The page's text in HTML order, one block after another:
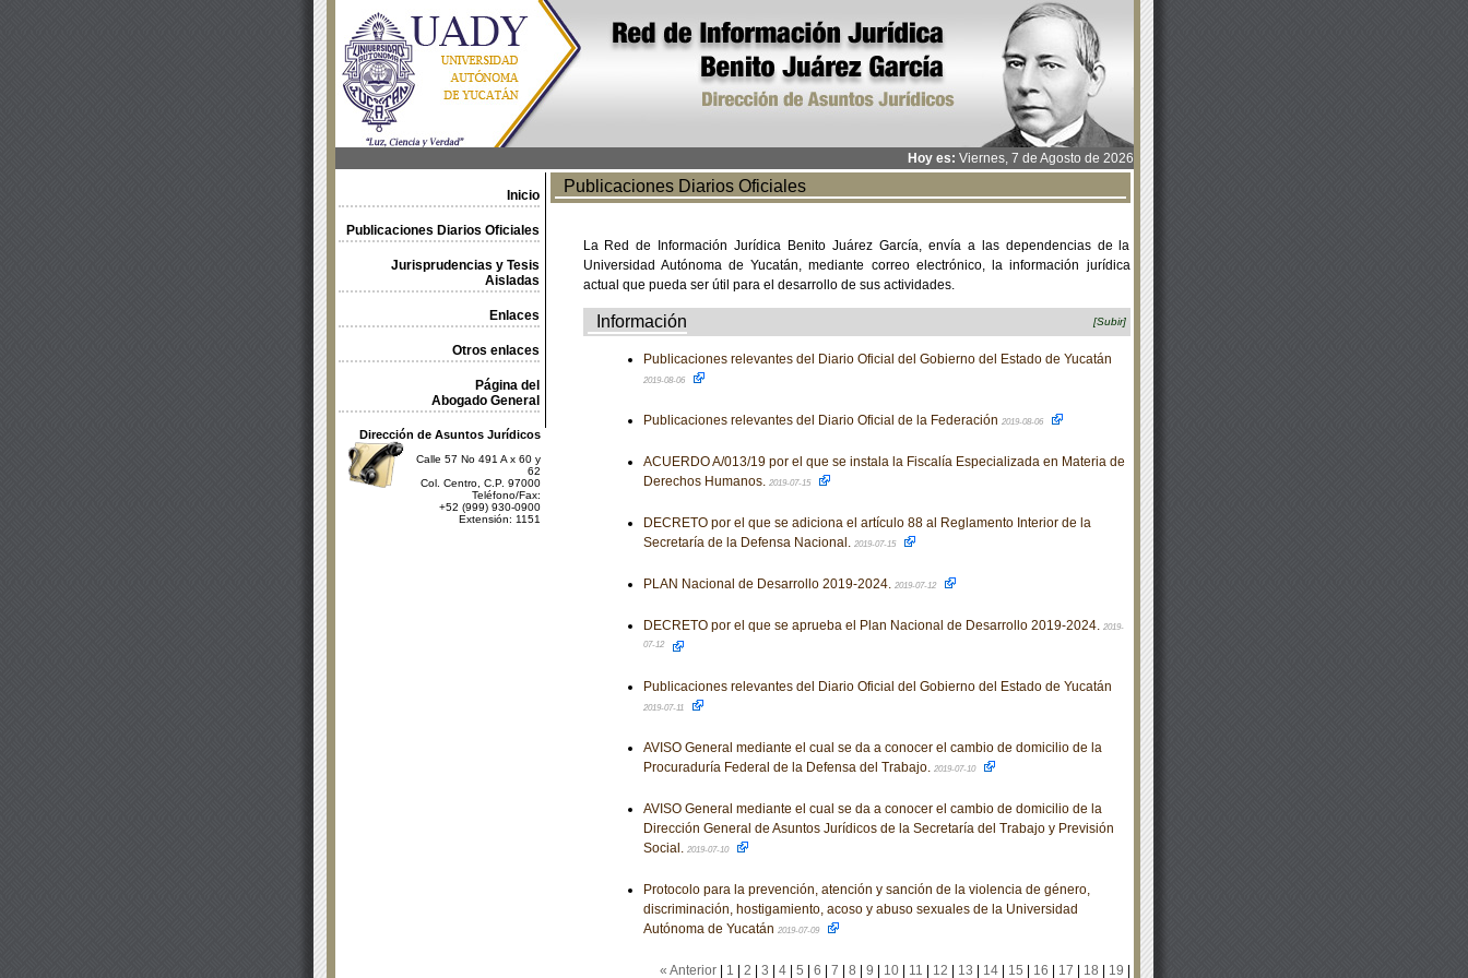
Hoy es: Viernes, 7 de Agosto de 2026
Inicio
Publicaciones Diarios Oficiales
Jurisprudencias y Tesis
Aisladas
Enlaces
Otros enlaces
Página del
Abogado General
Dirección de Asuntos Jurídicos
Calle 57 No 491 A x 60 y
62
Col. Centro, C.P. 97000
Teléfono/Fax:
+52 (999) 930-0900
Extensión: 1151
Publicaciones Diarios Oficiales
La Red de Información Jurídica Benito Juárez García, envía a las dependencias de la
Universidad Autónoma de Yucatán, mediante correo electrónico, la información jurídica
actual que pueda ser útil para el desarrollo de sus actividades.
Información [Subir]
Publicaciones relevantes del Diario Oficial del Gobierno del Estado de Yucatán
2019-08-06
Publicaciones relevantes del Diario Oficial de la Federación 2019-08-06
ACUERDO A/013/19 por el que se instala la Fiscalía Especializada en Materia de
Derechos Humanos. 2019-07-15
DECRETO por el que se adiciona el artículo 88 al Reglamento Interior de la
Secretaría de la Defensa Nacional. 2019-07-15
PLAN Nacional de Desarrollo 2019-2024. 2019-07-12
DECRETO por el que se aprueba el Plan Nacional de Desarrollo 2019-2024. 2019-
07-12
Publicaciones relevantes del Diario Oficial del Gobierno del Estado de Yucatán
2019-07-11
AVISO General mediante el cual se da a conocer el cambio de domicilio de la
Procuraduría Federal de la Defensa del Trabajo. 2019-07-10
AVISO General mediante el cual se da a conocer el cambio de domicilio de la
Dirección General de Asuntos Jurídicos de la Secretaría del Trabajo y Previsión
Social. 2019-07-10
Protocolo para la prevención, atención y sanción de la violencia de género,
discriminación, hostigamiento, acoso y abuso sexuales de la Universidad
Autónoma de Yucatán 2019-07-09
« Anterior| 1 2 3 4| 5 6 7 8 9 10| 11 12 13 14| 15 16 17 18 19